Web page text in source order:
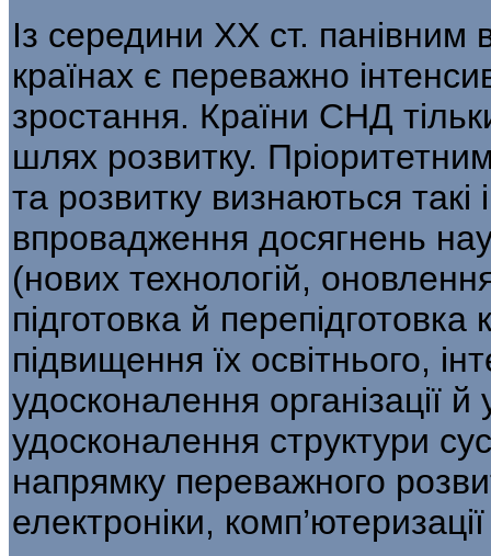
Із середини ХХ ст. панівним
країнах є переважно
зростання. Країни СНД
шлях розвитку.
та розвитку визнаються такі
впровадження досягнень
(нових тех­нологій,
підготовка й перепідготов­ка
підвищення їх освітнього,
удосконалення організації
удоскона­лення структури
напрямку переважного
електроніки,